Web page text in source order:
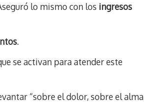
lo mismo con los ingresos
.
se activan para atender este
“sobre el dolor, sobre el alma